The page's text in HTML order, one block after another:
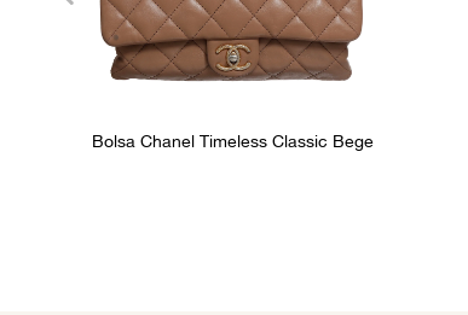
Bolsa Chanel Timeless Classic Bege